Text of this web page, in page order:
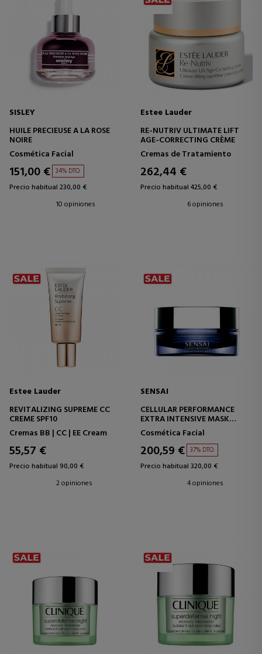
SISLEY
HUILE PRECIEUSE A LA ROSE
NOIRE
Cosmética Facial
151,00 € 34% DTO.
Precio habitual 230,00 €
10 opiniones
Estee Lauder
RE-NUTRIV ULTIMATE LIFT
AGE-CORRECTING CRÈME
Cremas de Tratamiento
262,44 €
Precio habitual 425,00 €
6 opiniones
Estee Lauder
REVITALIZING SUPREME CC
CREME SPF10
Cremas BB | CC | EE Cream
55,57 €
Precio habitual 90,00 €
2 opiniones
SENSAI
CELLULAR PERFORMANCE
EXTRA INTENSIVE MASK
MASCARILLA EXTRA
INTENSIVA
Cosmética Facial
200,59 € 37% DTO.
Precio habitual 320,00 €
4 opiniones